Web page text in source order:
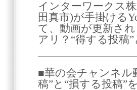
インターワークス
田真市)が手掛ける
て、動画が更新さ
アリ？“得する投稿
■華の会チャンネル
稿”と“損する投稿”